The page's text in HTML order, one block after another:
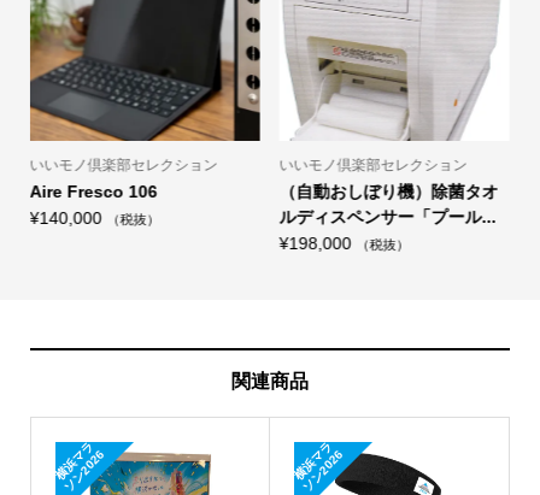
いいモノ倶楽部セレクション
Aire Fresco 106
¥140,000 （税抜）
いいモノ倶楽部セレクション
（自動おしぼり機）除菌タオ
ルディスペンサー「プール...
¥198,000 （税抜）
関連商品
横
浜
マ
ラ
ソ
ン
2
0
2
6 横
浜
マ
ラ
ソ
ン
2
0
2
6